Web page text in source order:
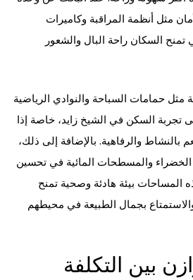
مثل أنظمة المراقبة وكاميرات
تمنح السكان راحة البال والشعور
مثل حمامات السباحة والنوادي الرياضية
تجربة السكن في الشيخ زايد، خاصة إذا
والرفاهية. بالإضافة إلى ذلك،
والمسطحات المائية في تحسين
المساحات بيئة هادئة وصحية تمنح
بجمال الطبيعة في محيطهم
بين التكلفة